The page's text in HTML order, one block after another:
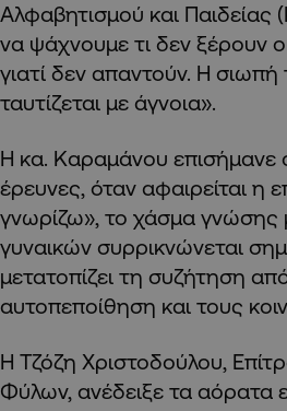
Αλφαβητισμού και Παιδείας
να ψάχνουμε τι δεν ξέρουν
γιατί δεν απαντούν. Η
ταυτίζεται με άγνοια».
Η κα. Καραμάνου επισήμανε
έρευνες, όταν αφαιρείται η
γνωρίζω», το χάσμα γνώσης
γυναικών συρρικνώνεται
μετατοπίζει τη συζήτηση
αυτοπεποίθηση και τους
Η Τζόζη Χριστοδούλου,
Φύλων, ανέδειξε τα αόρατα